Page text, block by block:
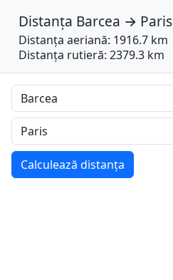
Distanța Barcea → Paris
Distanța aeriană: 1916.7 km
Distanța rutieră: 2379.3 km
Calculează distanța